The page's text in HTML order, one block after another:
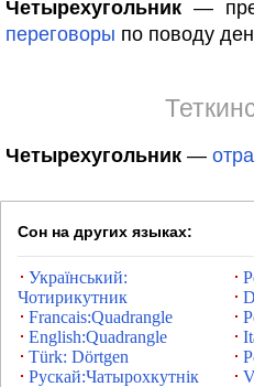
Четырехугольник —
переговоры по поводу
Четырехугольник —
Сон на других языках:
Український:
Чотирикутник
Francais:Quadrangle
English:Quadrangle
Türk: Dörtgen
Рускай:Чатырохкутнік